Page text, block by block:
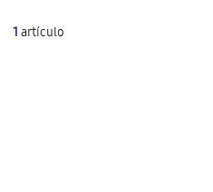
1artículo